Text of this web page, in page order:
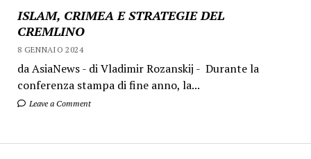
ISLAM, CRIMEA E STRATEGIE DEL
CREMLINO
8 GENNAIO 2024
da AsiaNews - di Vladimir Rozanskij - Durante la
conferenza stampa di fine anno, la...
Leave a Comment